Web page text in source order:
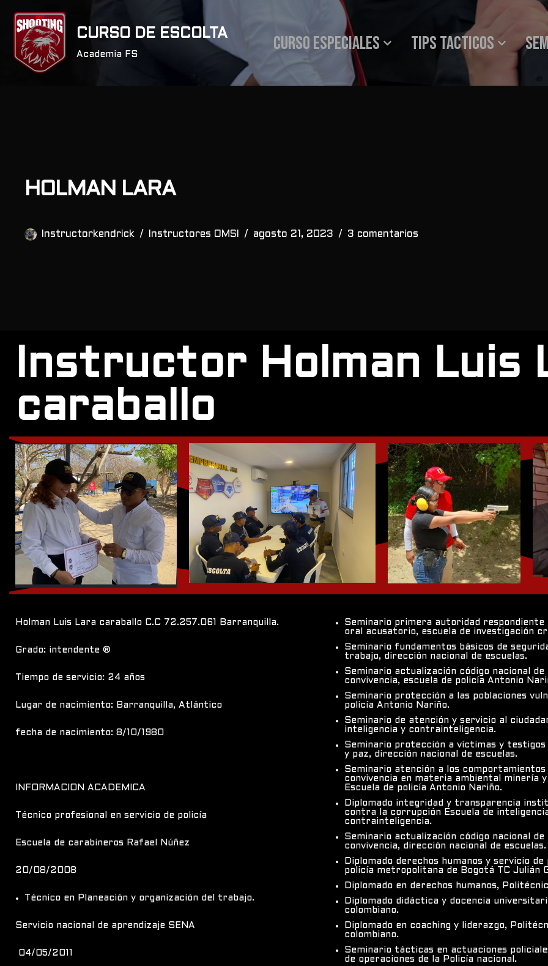
Saltar
contenido
CURSO DE ESCOLTA
Academia FS
Curso especiales Tips tacticos
HOLMAN LARA
Instructorkendrick Instructores OMSI agosto 21, 2023 3 comentarios
Instructor Holman Luis
caraballo
Holman Luis Lara caraballo C.C 72.257.061 Barranquilla.
Grado: intendente ®️
Tiempo de servicio: 24 años
Lugar de nacimiento: Barranquilla, Atlántico
fecha de nacimiento: 8/10/1980
INFORMACION ACADEMICA
Técnico profesional en servicio de policía
Escuela de carabineros Rafael Núñez
20/08/2008
Técnico en Planeación y organización del trabajo.
Servicio nacional de aprendizaje SENA
04/05/2011
Seminario primera autoridad respondiente
oral acusatorio, escuela de investigación
Seminario fundamentos básicos de
trabajo, dirección nacional de escuelas.
Seminario actualización código nacional de
convivencia, escuela de policía Antonio
Seminario protección a las poblaciones
policía Antonio Nariño.
Seminario de atención y servicio al
inteligencia y contrainteligencia.
Seminario protección a víctimas y testigos
y paz, dirección nacional de escuelas.
Seminario atención a los
convivencia en materia ambiental minería y
Escuela de policía Antonio Nariño.
Diplomado integridad y transparencia
contra la corrupción Escuela de
contrainteligencia.
Seminario actualización código nacional de
convivencia, dirección nacional de escuelas.
Diplomado derechos humanos y servicio de
policía metropolitana de Bogotá TC Julián
Diplomado en derechos humanos,
Diplomado didáctica y docencia
colombiano.
Diplomado en coaching y liderazgo,
colombiano.
Seminario tácticas en actuaciones
de operaciones de la Policía nacional.